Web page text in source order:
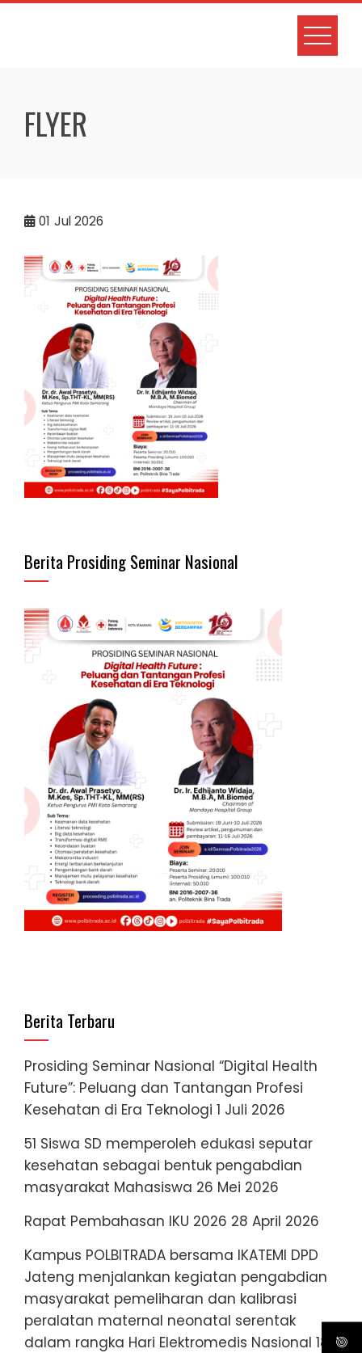
Skip
FLYER
01 Jul 2026
Berita Prosiding Seminar Nasional
Berita Terbaru
Prosiding Seminar Nasional “Digital Health
Future”: Peluang dan Tantangan Profesi
Kesehatan di Era Teknologi 1 Juli 2026
51 Siswa SD memperoleh edukasi seputar
kesehatan sebagai bentuk pengabdian
masyarakat Mahasiswa 26 Mei 2026
Rapat Pembahasan IKU 2026 28 April 2026
Kampus POLBITRADA bersama IKATEMI DPD
Jateng menjalankan kegiatan pengabdian
masyarakat pemeliharan dan kalibrasi
peralatan maternal neonatal serentak
dalam rangka Hari Elektromedis Nasional 18